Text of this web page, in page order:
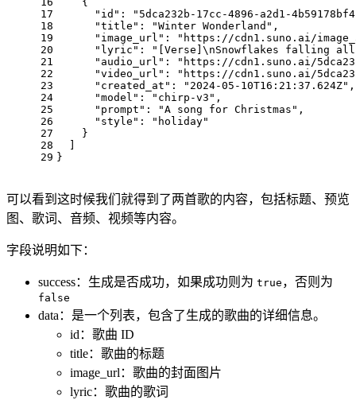
17
18
19
20
21
22
23
24
25
26
27
28
29
"id" :
"5dca232b-17cc-4896-a2d1-
"title" : "Winter Wonderland" ,
"image_url" :
"https://cdn1.suno.ai/
"lyric" :
"[Verse]\nSnowflakes falling all
"audio_url" :
"https://cdn1.suno.ai/
"video_url" :
"https://cdn1.suno.ai/
"created_at" : "2024-05-10T16:21:37.624Z" ,
"model" : "chirp-v3" ,
"prompt" : "A song for Christmas" ,
"style" :
"holiday"
    }
}
可以看到这时候我们就得到了两首歌的内容，包括标题、预览
图、歌词、音频、视频等内容。
字段说明如下：
success：生成是否成功，如果成功则为 true ，否则为
false
data：是一个列表，包含了生成的歌曲的详细信息。
id：歌曲 ID
title：歌曲的标题
image_url：歌曲的封面图片
lyric：歌曲的歌词